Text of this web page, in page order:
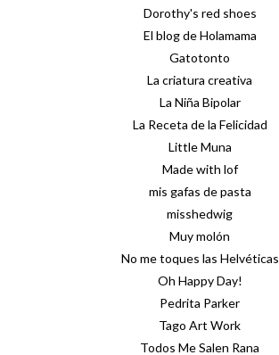
Dorothy's red shoes
El blog de Holamama
Gatotonto
La criatura creativa
La Niña Bipolar
La Receta de la Felicidad
Little Muna
Made with lof
mis gafas de pasta
misshedwig
Muy molón
No me toques las Helvéticas
Oh Happy Day!
Pedrita Parker
Tago Art Work
Todos Me Salen Rana